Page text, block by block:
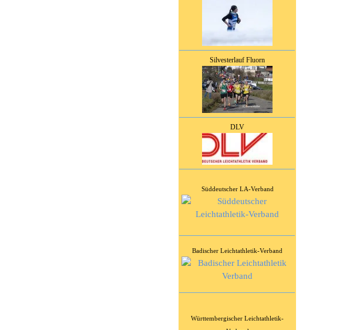
Silvesterlauf Fluorn
DLV
Süddeutscher LA-Verband
Badischer Leichtathletik-Verband
Württembergischer Leichtathletik-